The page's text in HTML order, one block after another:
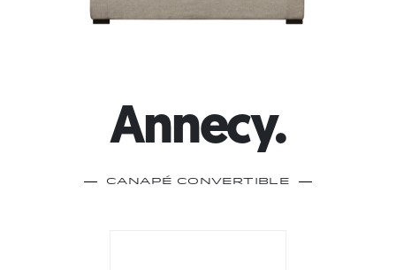
Annecy.
Canapé Convertible